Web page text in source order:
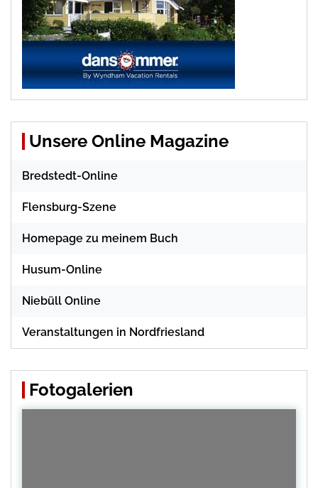
Unsere Online Magazine
Bredstedt-Online
Flensburg-Szene
Homepage zu meinem Buch
Husum-Online
Niebüll Online
Veranstaltungen in Nordfriesland
Fotogalerien